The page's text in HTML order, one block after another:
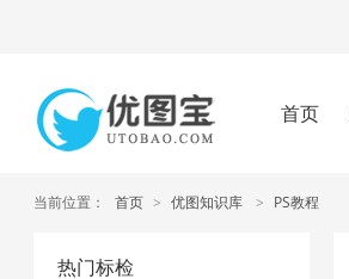
首页
当前位置： 首页 > 优图知识库 > PS教程
热门标检